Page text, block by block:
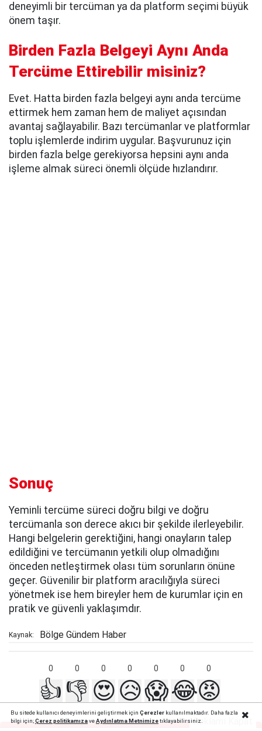
deneyimli bir tercüman ya da platform seçimi büyük
önem taşır.
Birden Fazla Belgeyi Aynı Anda
Tercüme Ettirebilir misiniz?
Evet. Hatta birden fazla belgeyi aynı anda tercüme
ettirmek hem zaman hem de maliyet açısından
avantaj sağlayabilir. Bazı tercümanlar ve platformlar
toplu işlemlerde indirim uygular. Başvurunuz için
birden fazla belge gerekiyorsa hepsini aynı anda
işleme almak süreci önemli ölçüde hızlandırır.
Sonuç
Yeminli tercüme süreci doğru bilgi ve doğru
tercümanla son derece akıcı bir şekilde ilerleyebilir.
Hangi belgelerin gerektiğini, hangi onayların talep
edildiğini ve tercümanın yetkili olup olmadığını
önceden netleştirmek olası tüm sorunların önüne
geçer. Güvenilir bir platform aracılığıyla süreci
yönetmek ise hem bireyler hem de kurumlar için en
pratik ve güvenli yaklaşımdır.
Kaynak: Bölge Gündem Haber
0 0 0 0 0 0 0
👍 👎 😍😥😱😂😡
Bu sitede kullanıcı deneyimlerini geliştirmek için Çerezlerkullanılmaktadır. Daha fazla
bilgi için;Çerez politikamızaveAydınlatma Metnimizetıklayabilirsiniz.Reklamı Kapat